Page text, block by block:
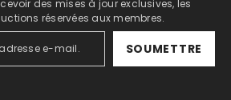
des mises à jour exclusives, les
réservées aux membres.
SOUMETTRE